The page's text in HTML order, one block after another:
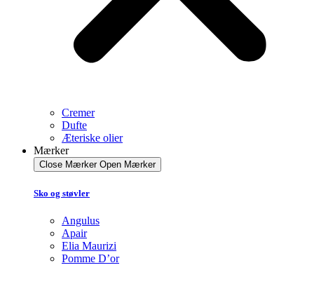
Cremer
Dufte
Æteriske olier
Mærker
Close Mærker Open Mærker
Sko og støvler
Angulus
Apair
Elia Maurizi
Pomme D’or